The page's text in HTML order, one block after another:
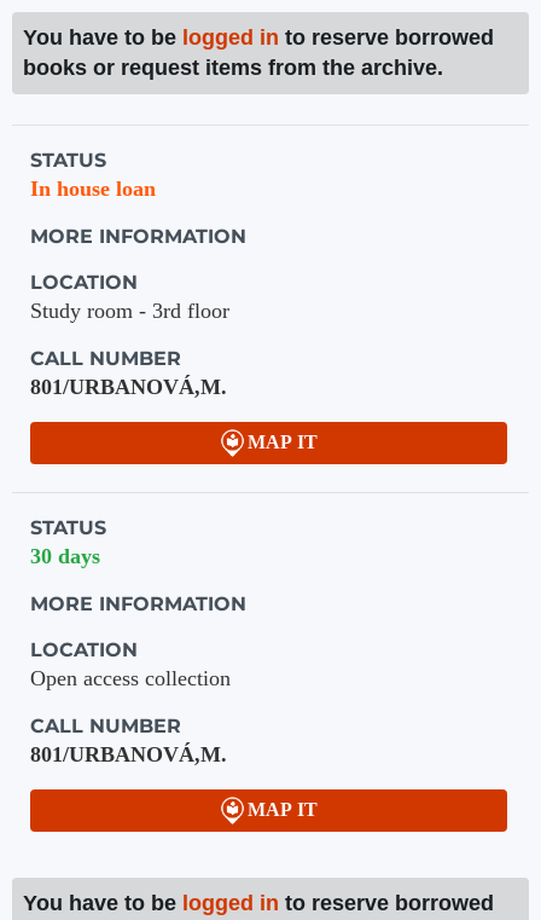
You have to be logged in to reserve borrowed
books or request items from the archive.
Holdings details from Knihovna UTB
STATUS
In house loan
MORE INFORMATION
LOCATION
Study room - 3rd floor
CALL NUMBER
801/URBANOVÁ,M.
MAP IT
STATUS
30 days
MORE INFORMATION
LOCATION
Open access collection
CALL NUMBER
801/URBANOVÁ,M.
MAP IT
You have to be logged in to reserve borrowed